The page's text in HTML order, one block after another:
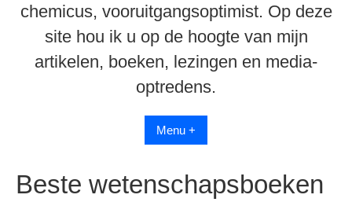
chemicus, vooruitgangsoptimist. Op deze
site hou ik u op de hoogte van mijn
artikelen, boeken, lezingen en media-
optredens.
Menu +
Beste wetenschapsboeken